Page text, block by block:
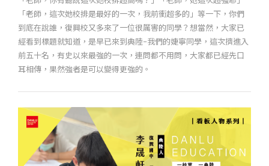
「老師，這次她校排是最好的一次，我前衝超多的」等一下，你們
到底在說誰，復興校又多來了一位很厲害的同學？想當然，大家已
經看到標題就知道，是早已來到典陸–我們的婕寧同學，這次擠進入
前五十名，有史以來最強的一次，連問都不用問，大家都已經先口
耳相傳，果然強者是可以變得更強的。